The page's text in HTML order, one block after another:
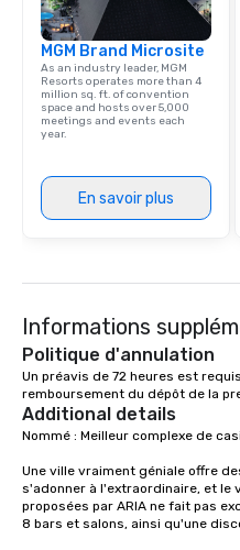
MGM Brand Microsite
As an industry leader, MGM
Resorts operates more than 4
million sq. ft. of convention
space and hosts over 5,000
meetings and events each
year.
En savoir plus
Informations
Politique d'annulation
Un préavis de 72 heures est
remboursement du dépôt de la
Additional details
Nommé : Meilleur complexe de
Une ville vraiment géniale offre
s'adonner à l'extraordinaire, et le
proposées par ARIA ne fait pas
8 bars et salons, ainsi qu'une